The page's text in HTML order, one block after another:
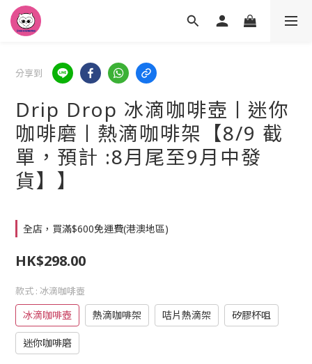
分享到
Drip Drop 冰滴咖啡壺ㅣ迷你
咖啡磨ㅣ熱滴咖啡架【8/9 截
單，預計 :8月尾至9月中發
貨】】
全店，買滿$600免運費(港澳地區)
HK$298.00
款式 : 冰滴咖啡壺
冰滴咖啡壺 熱滴咖啡架 咭片熱滴架 矽膠杯咀
迷你咖啡磨